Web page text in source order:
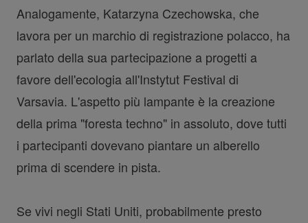
Analogamente, Katarzyna Czechowska, che
lavora per un marchio di registrazione polacco, ha
parlato della sua partecipazione a progetti a
favore dell'ecologia all'Instytut Festival di
Varsavia. L'aspetto più lampante è la creazione
della prima "foresta techno" in assoluto, dove tutti
i partecipanti dovevano piantare un alberello
prima di scendere in pista.
Se vivi negli Stati Uniti, probabilmente presto